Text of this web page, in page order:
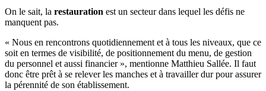
On le sait, la restauration est un secteur dans lequel les défis ne
manquent pas.
« Nous en rencontrons quotidiennement et à tous les niveaux, que ce
soit en termes de visibilité, de positionnement du menu, de gestion
du personnel et aussi financier », mentionne Matthieu Sallée. Il faut
donc être prêt à se relever les manches et à travailler dur pour assurer
la pérennité de son établissement.